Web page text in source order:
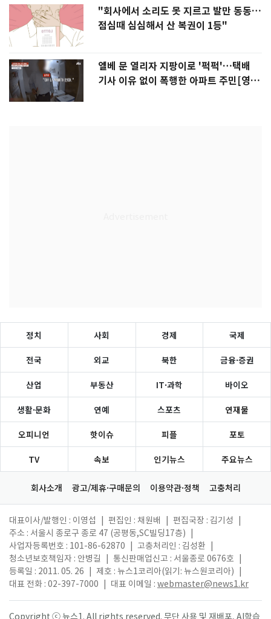
"회사에서 소리도 못 지르고 발만 동동…
점심때 심심해서 산 복권이 1등"
엘베 문 열리자 지팡이로 '퍽퍽'…택배
기사 이유 없이 폭행한 아파트 주민[영
정치 사회 경제 국제
전국 외교 북한 금융·증권
산업 부동산 IT·과학 바이오
생활·문화 연예 스포츠 연재물
오피니언 핫이슈 피플 포토
TV 속보 인기뉴스 주요뉴스
회사소개 광고/제휴·구매문의 이용약관·정책 고충처리
대표이사/발행인 : 이영섭 편집인 : 채원배 편집국장 : 김기성
주소 : 서울시 종로구 종로 47 (공평동,SC빌딩17층)
사업자등록번호 : 101-86-62870
고충처리인 : 김성환
청소년보호책임자 : 안병길
통신판매업신고 : 서울종로 0676호
등록일 : 2011. 05. 26
제호 : 뉴스1코리아(읽기: 뉴스원코리아)
대표 전화 : 02-397-7000
대표 이메일 : webmaster@news1.kr
Copyright ⓒ 뉴스1. All rights reserved. 무단 사용 및 재배포, AI학습